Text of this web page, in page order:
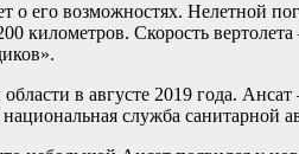
о его возможностях. Нелетной
километров. Скорость
в августе 2019 года. Ансат
служба санитарной